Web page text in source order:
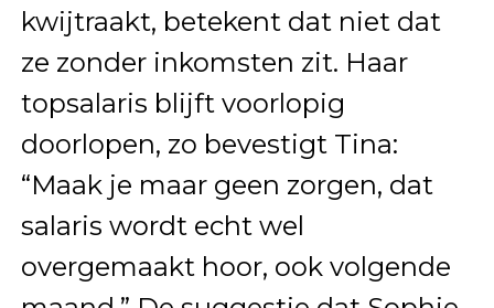
kwijtraakt, betekent dat niet dat
ze zonder inkomsten zit. Haar
topsalaris blijft voorlopig
doorlopen, zo bevestigt Tina:
“Maak je maar geen zorgen, dat
salaris wordt echt wel
overgemaakt hoor, ook volgende